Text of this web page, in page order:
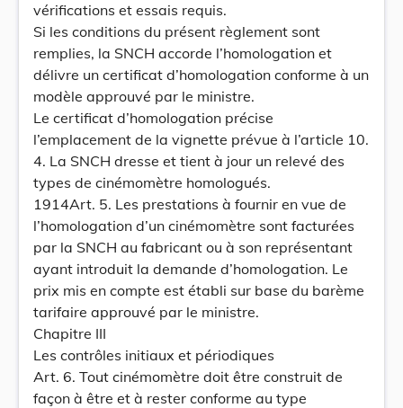
vérifications et essais requis.
Si les conditions du présent règlement sont
remplies, la SNCH accorde l’homologation et
délivre un certificat d’homologation conforme à un
modèle approuvé par le ministre.
Le certificat d’homologation précise
l’emplacement de la vignette prévue à l’article 10.
4. La SNCH dresse et tient à jour un relevé des
types de cinémomètre homologués.
1914Art. 5. Les prestations à fournir en vue de
l’homologation d’un cinémomètre sont facturées
par la SNCH au fabricant ou à son représentant
ayant introduit la demande d’homologation. Le
prix mis en compte est établi sur base du barème
tarifaire approuvé par le ministre.
Chapitre III
Les contrôles initiaux et périodiques
Art. 6. Tout cinémomètre doit être construit de
façon à être et à rester conforme au type